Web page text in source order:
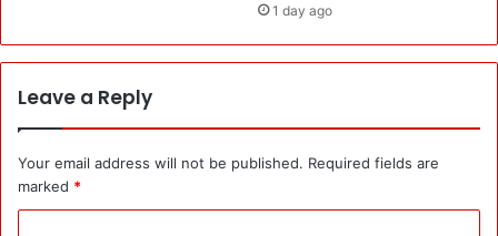
1 day ago
Leave a Reply
Your email address will not be published. Required fields are
marked *